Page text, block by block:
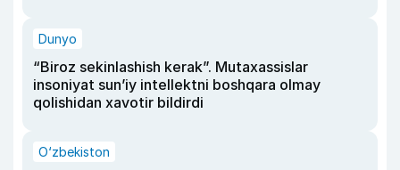
Dunyo
“Biroz sekinlashish kerak”. Mutaxassislar
insoniyat sun’iy intellektni boshqara olmay
qolishidan xavotir bildirdi
O‘zbekiston